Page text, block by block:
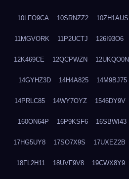
10LFO9CA 10SRNZZ2 10ZH1AUS
11MGVORK 11P2UCTJ 126I93O6
12K469CE 12QCPWZN 12UKQO0N
14GYHZ3D 14H4A825 14M9BJ75
14PRLC85 14WY7OYZ 1546DY9V
160ON64P 16P9KSF6 16SBWI43
17HG5UY8 17SO7X9S 17UXEZ2B
18FL2H11 18UVF9V8 19CWX8Y9